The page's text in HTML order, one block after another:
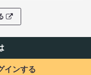
インする